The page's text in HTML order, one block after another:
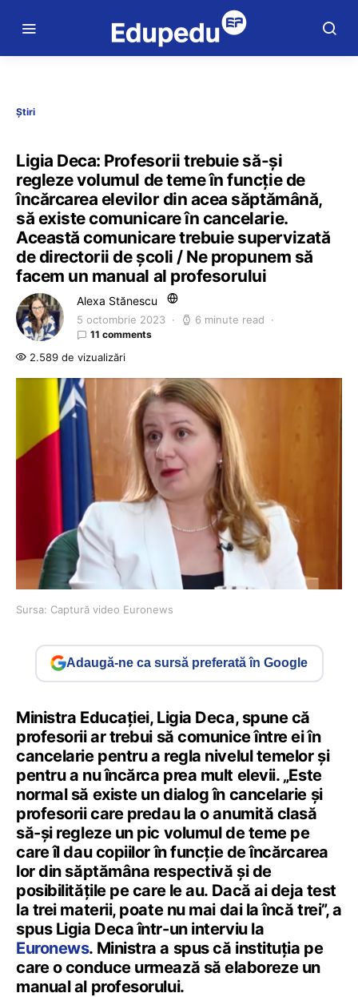
Știri
Ligia Deca: Profesorii trebuie să-și
regleze volumul de teme în funcție de
încărcarea elevilor din acea săptămână,
să existe comunicare în cancelarie.
Această comunicare trebuie supervizată
de directorii de școli / Ne propunem să
facem un manual al profesorului
Alexa Stănescu
5 octombrie 2023 6 minute read
11 comments
2.589 de vizualizări
Sursa: Captură video Euronews
Adaugă-ne ca sursă preferată în Google
Ministra Educației, Ligia Deca, spune că
profesorii ar trebui să comunice între ei în
cancelarie pentru a regla nivelul temelor și
pentru a nu încărca prea mult elevii. „Este
normal să existe un dialog în cancelarie și
profesorii care predau la o anumită clasă
să-și regleze un pic volumul de teme pe
care îl dau copiilor în funcție de încărcarea
lor din săptămâna respectivă și de
posibilitățile pe care le au. Dacă ai deja test
la trei materii, poate nu mai dai la încă trei”, a
spus Ligia Deca într-un interviu la
Euronews. Ministra a spus că instituția pe
care o conduce urmează să elaboreze un
manual al profesorului.